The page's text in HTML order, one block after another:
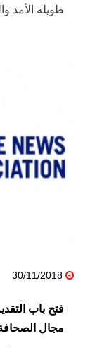
طويلة الأمد
فتح باب
مجال